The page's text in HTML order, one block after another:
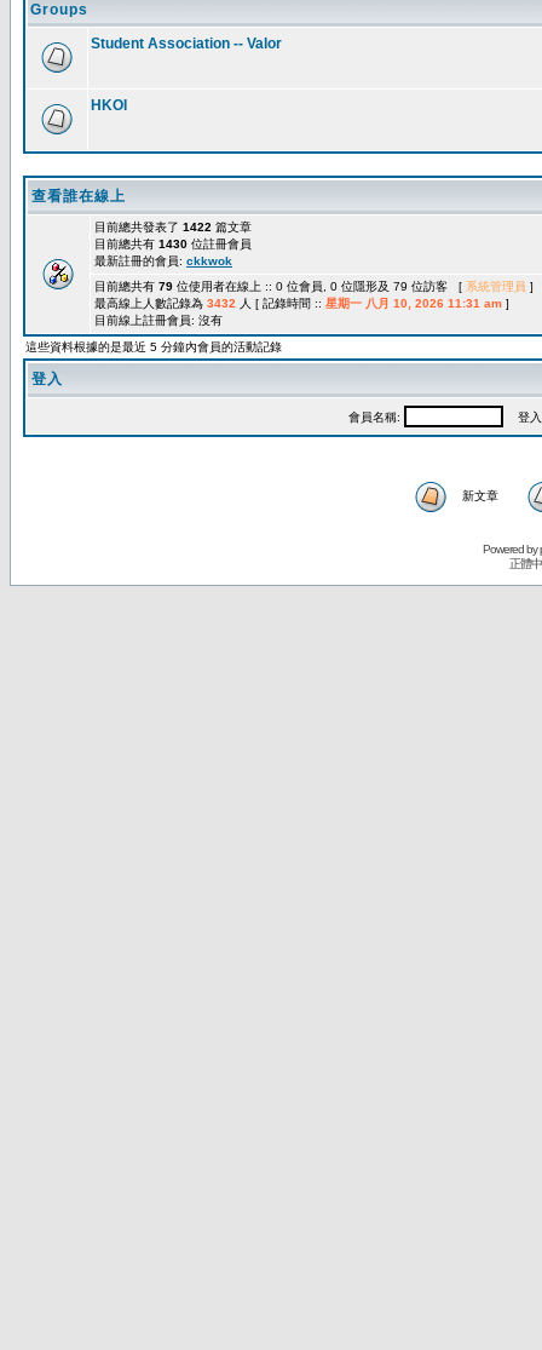
Groups
Student Association -- Valor
HKOI
查看誰在線上
目前總共發表了 1422 篇文章
目前總共有 1430 位註冊會員
最新註冊的會員: ckkwok
目前總共有 79 位使用者在線上 :: 0 位會員, 0 位隱形及 79 位訪客 [ 系統管理員 ]
最高線上人數記錄為 3432 人 [ 記錄時間 :: 星期一 八月 10, 2026 11:31 am ]
目前線上註冊會員: 沒有
這些資料根據的是最近 5 分鐘內會員的活動記錄
登入
會員名稱: 登入
新文章
Powered by
正體